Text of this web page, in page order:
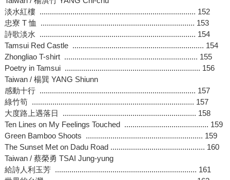
淡水紅樓 ............................................................................ 152
忠寮 T 恤 ........................................................................... 153
詩歌淡水 ............................................................................ 154
Tamsui Red Castle ................................................................ 154
Zhongliao T-shirt ................................................................. 155
Poetry in Tamsui .................................................................. 156
Taiwan / 楊巽 YANG Shiunn
感動十行 ............................................................................ 157
綠竹筍 ............................................................................... 157
大度路上遇落日 ................................................................. 158
Ten Lines on My Feelings Touched ......................................... 159
Green Bamboo Shoots ......................................................... 159
The Sunset Met on Dadu Road .............................................. 160
Taiwan / 蔡榮勇 TSAI Jung-yung
給詩人利玉芳 ..................................................................... 161